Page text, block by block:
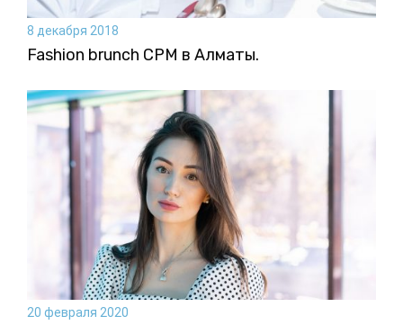
8 декабря 2018
Fashion brunch CPM в Алматы.
20 февраля 2020